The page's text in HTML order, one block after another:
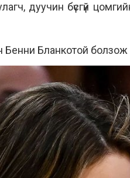
дуучин бүсгүй
Бланкотой болзож